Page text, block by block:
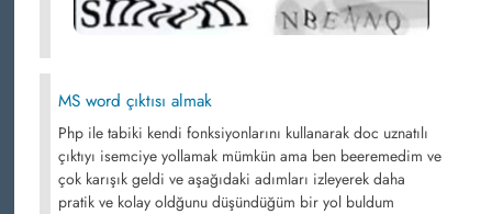
MS word çıktısı almak
Php ile tabiki kendi fonksiyonlarını kullanarak doc uznatılı
çıktıyı isemciye yollamak mümkün ama ben beeremedim ve
çok karışık geldi ve aşağıdaki adımları izleyerek daha
pratik ve kolay oldğunu düşündüğüm bir yol buldum